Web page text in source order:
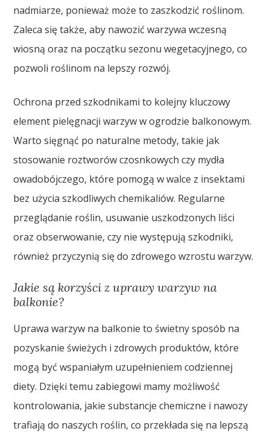
nadmiarze, ponieważ może to zaszkodzić roślinom.
Zaleca się także, aby nawozić warzywa wczesną
wiosną oraz na początku sezonu wegetacyjnego, co
pozwoli roślinom na lepszy rozwój.
Ochrona przed szkodnikami to kolejny kluczowy
element pielęgnacji warzyw w ogrodzie balkonowym.
Warto sięgnąć po naturalne metody, takie jak
stosowanie roztworów czosnkowych czy mydła
owadobójczego, które pomogą w walce z insektami
bez użycia szkodliwych chemikaliów. Regularne
przeglądanie roślin, usuwanie uszkodzonych liści
oraz obserwowanie, czy nie występują szkodniki,
również przyczynią się do zdrowego wzrostu warzyw.
Jakie są korzyści z uprawy warzyw na
balkonie?
Uprawa warzyw na balkonie to świetny sposób na
pozyskanie świeżych i zdrowych produktów, które
mogą być wspaniałym uzupełnieniem codziennej
diety. Dzięki temu zabiegowi mamy możliwość
kontrolowania, jakie substancje chemiczne i nawozy
trafiają do naszych roślin, co przekłada się na lepszą